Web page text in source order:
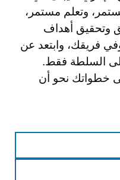
وتعلم مستمر،
وتحقيق أهداف
فريقك، وابتعد عن
على السلطة فقط.
خطواتك نحو أن